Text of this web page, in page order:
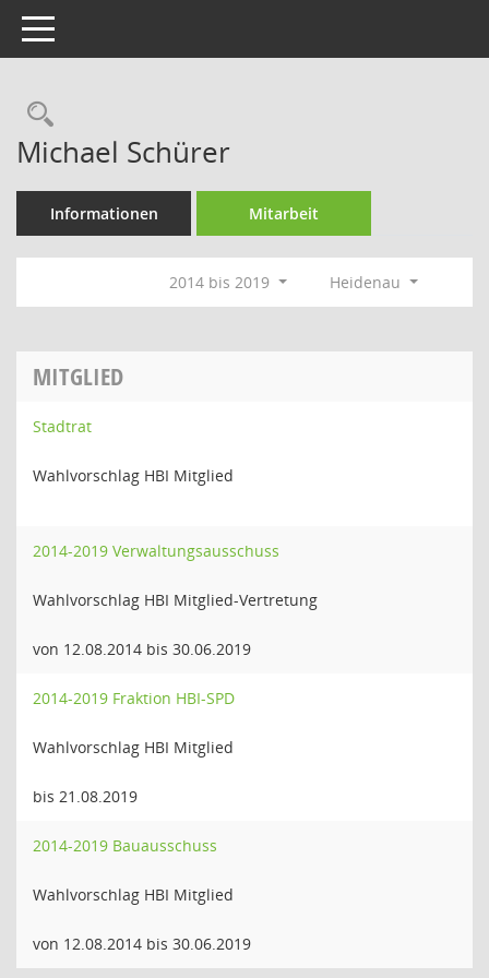
Toggle navigation
Rechercheauswahl
Michael Schürer
Informationen Mitarbeit
2014 bis 2019 Heidenau
MITGLIED
Stadtrat
Wahlvorschlag HBI Mitglied
2014-2019 Verwaltungsausschuss
Wahlvorschlag HBI Mitglied-Vertretung
von 12.08.2014 bis 30.06.2019
2014-2019 Fraktion HBI-SPD
Wahlvorschlag HBI Mitglied
bis 21.08.2019
2014-2019 Bauausschuss
Wahlvorschlag HBI Mitglied
von 12.08.2014 bis 30.06.2019